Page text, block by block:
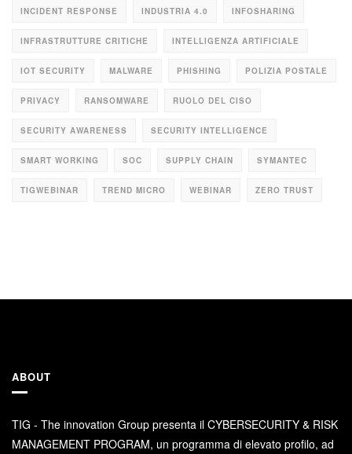
INCIDENT RESPONSE INDUSTRIA 4.0 INFOSHARING
INFRASTRUTTURE CRITICHE INTELLIGENZA ARTIFICIALE
IOT SECURITY MALWARE PHISHING POLIZIA POSTALE
PRIVACY RANSOMWARE RUOLO DEL CISO
SECURITY AWARENESS SECURITY INTELLIGENCE
SMART WORKING SOC SUPPLY CHAIN SYMANTEC
TIGWEBINAR TREND MICRO WEBINAR ZERO TRUST
ABOUT
TIG - The innovation Group presenta il CYBERSECURITY & RISK
MANAGEMENT PROGRAM, un programma di elevato profilo, ad